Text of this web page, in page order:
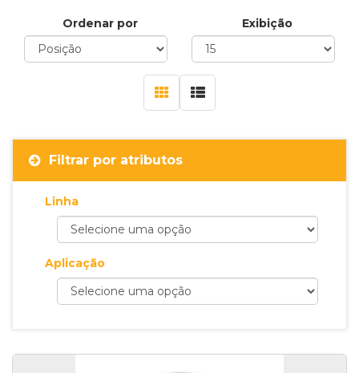
Ordenar por Exibição
Filtrar por atributos
Linha
Aplicação